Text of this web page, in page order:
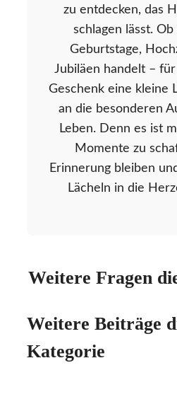
zu entdecken, das
schlagen lässt.
Geburtstage,
Jubiläen handelt –
Geschenk eine kleine
an die besonderen
Leben. Denn es ist
Momente zu
Erinnerung bleiben
Lächeln in die
Weitere Fragen
Weitere Beiträge
Kategorie